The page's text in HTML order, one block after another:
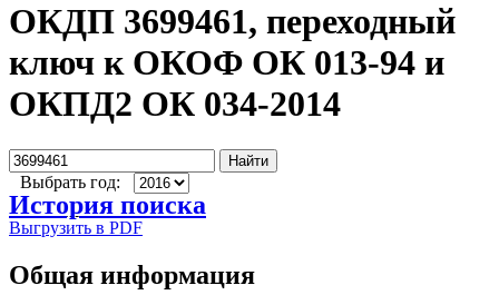
ОКДП 3699461, переходный
ключ к ОКОФ ОК 013-94 и
ОКПД2 ОК 034-2014
Найти
Выбрать год:
История поиска
Выгрузить в PDF
Общая информация